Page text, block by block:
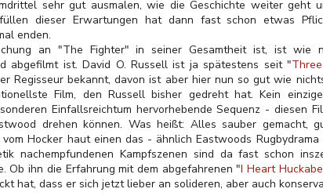
sehr gut ausmalen, wie die Geschichte weiter geht
dieser Erwartungen hat dann fast schon etwas
enden.
an "The Fighter" in seiner Gesamtheit ist, ist wie
abgefilmt ist. David O. Russell ist ja spätestens seit "
Regisseur bekannt, davon ist aber hier nun so gut wie
Film, den Russell bisher gedreht hat. Kein
Einfallsreichtum hervorhebende Sequenz - diesen
drehen können. Was heißt: Alles sauber gemacht,
Hocker haut einen das - ähnlich Eastwoods Rugbydrama
nachempfundenen Kampfszenen sind da fast schon
Ob ihn die Erfahrung mit dem abgefahrenen "I Heart
hat, dass er sich jetzt lieber an solideren, aber auch